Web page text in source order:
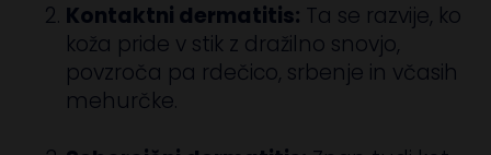
Kontaktni dermatitis: Ta se razvije, ko
koža pride v stik z dražilno snovjo,
povzroča pa rdečico, srbenje in včasih
mehurčke.